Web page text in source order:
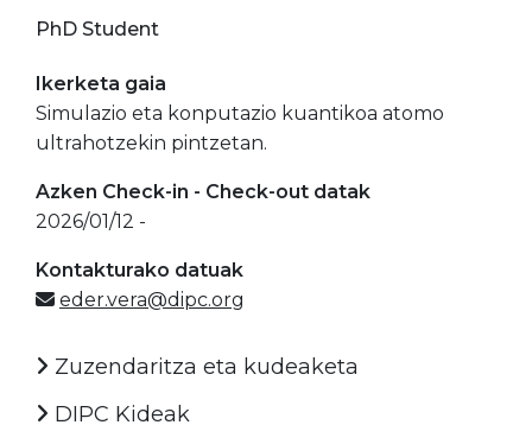
PhD Student
Ikerketa gaia
Simulazio eta konputazio kuantikoa atomo
ultrahotzekin pintzetan.
Azken Check-in - Check-out datak
2026/01/12 -
Kontakturako datuak
eder.vera@dipc.org
Zuzendaritza eta kudeaketa
DIPC Kideak